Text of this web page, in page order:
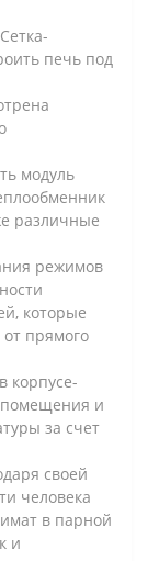
печь под
модуль
различные
режимов
которые
прямого
корпусе-
помещения и
за счет
своей
человека
в парной
и